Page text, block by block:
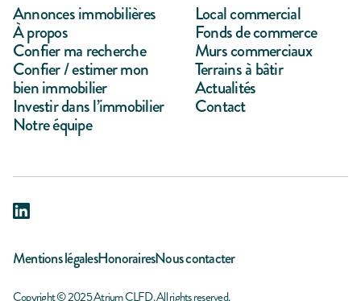
Annonces immobilières
À propos
Confier ma recherche
Confier / estimer mon
bien immobilier
Investir dans l’immobilier
Notre équipe
Local commercial
Fonds de commerce
Murs commerciaux
Terrains à bâtir
Actualités
Contact
Mentions légalesHonorairesNous contacter
Copyright © 2025 Atrium CLFD. All rights reserved.